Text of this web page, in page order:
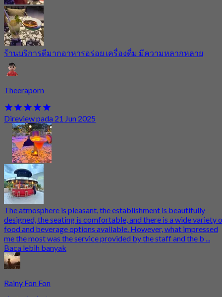
ร้านบริการดีมากอาหารอร่อย เครื่องดื่ม มีความหลากหลาย
Theeraporn
Direview pada 21 Jun 2025
The atmosphere is pleasant, the establishment is beautifully
designed, the seating is comfortable, and there is a wide variety
food and beverage options available. However, what impressed
me the most was the service provided by the staff and the b ...
Baca lebih banyak
Rainy Fon Fon